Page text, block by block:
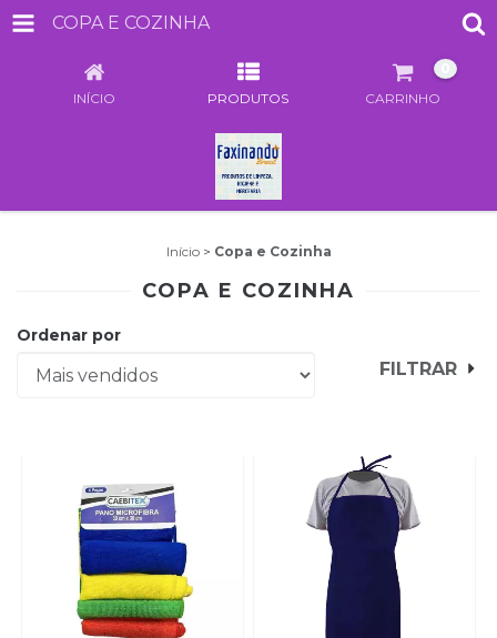
COPA E COZINHA
INÍCIO PRODUTOS CARRINHO
Início > Copa e Cozinha
COPA E COZINHA
Ordenar por
FILTRAR